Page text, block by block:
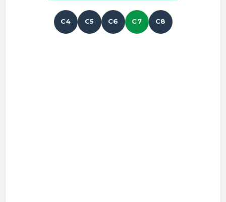
C4 C5 C6 C7 C8